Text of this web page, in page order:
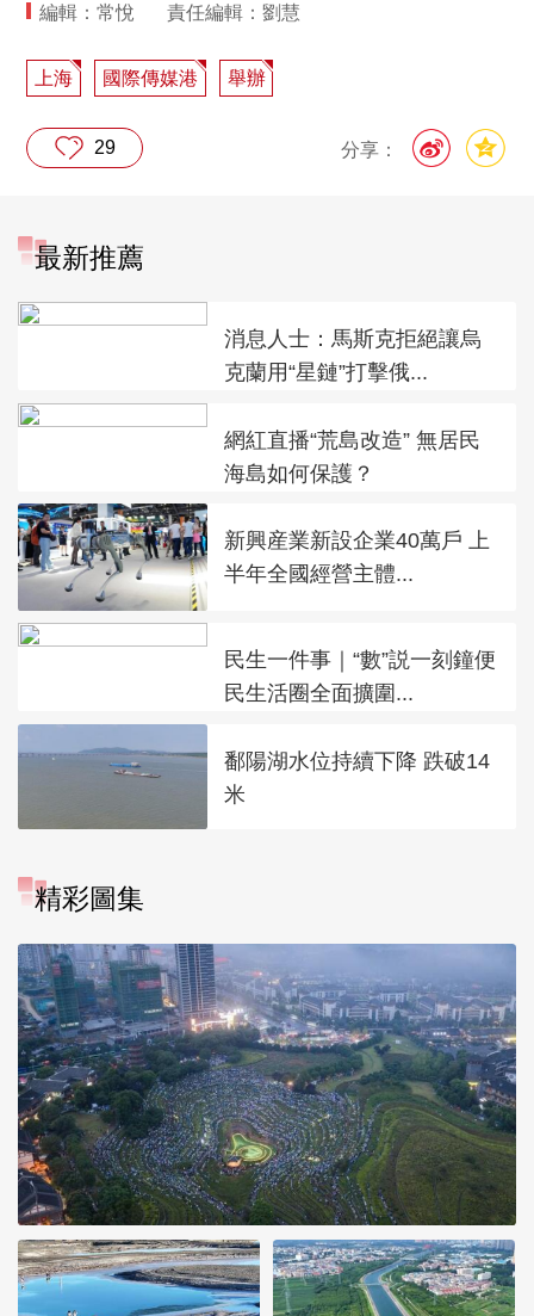
編輯：常悅 責任編輯：劉慧
上海 國際傳媒港 舉辦
分享：
29
最新推薦
消息人士：馬斯克拒絕讓烏
克蘭用“星鏈”打擊俄...
網紅直播“荒島改造” 無居民
海島如何保護？
新興産業新設企業40萬戶 上
半年全國經營主體...
民生一件事｜“數”説一刻鐘便
民生活圈全面擴圍...
鄱陽湖水位持續下降 跌破14
米
精彩圖集